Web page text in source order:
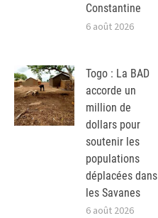
Constantine
6 août 2026
Togo : La BAD
accorde un
million de
dollars pour
soutenir les
populations
déplacées dans
les Savanes
6 août 2026